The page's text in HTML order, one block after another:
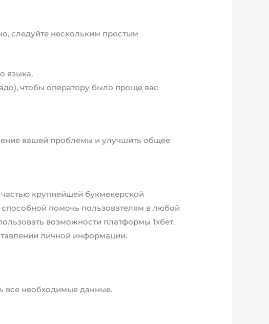
следуйте нескольким простым
языка.
чтобы оператору было проще вас
вашей проблемы и улучшить общее
частью крупнейшей букмекерской
способной помочь пользователям в любой
возможности платформы 1хбет.
личной информации.
все необходимые данные.